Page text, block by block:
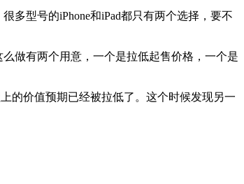
多型号的iPhone和iPad都只有两个选择，要不
做有两个用意，一个是拉低起售价格，一个是
的价值预期已经被拉低了。这个时候发现另一